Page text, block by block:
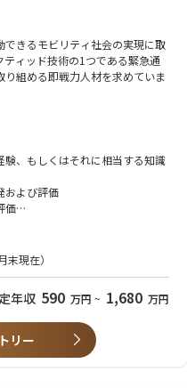
できるモビリティ社会の実現に取
ィッド技術の1つである緊急通
組める即戦力人材を求めていま
た際にコールセンターや緊急通
しくは手動で通報するシステム
術で安心・安全を提供し、モビ
報システム製品を開発していま
（コールセンターや緊急通報セン
す。
プロジェクトマネジメント
ーとのシステム評価
、もしくはそれに相当する知識
および評価
価
験
ロジェクトマネジメント
発
ント経験
現在）
年収 590 万円 ~ 1,680 万円
リー